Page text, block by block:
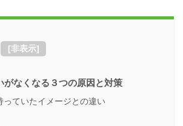
[非表示]
がなくなる３つの原因と対策
っていたイメージとの違い